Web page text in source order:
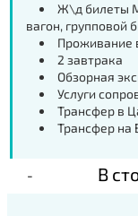
Ж\д билеты
вагон, групповой
Проживание
2 завтрака
Обзорная
Услуги
Трансфер в
Трансфер на
В